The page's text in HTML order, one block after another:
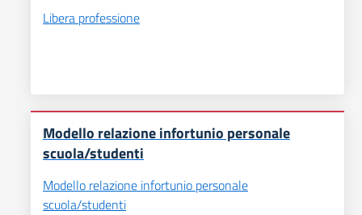
Libera professione
Modello relazione infortunio personale
scuola/studenti
Modello relazione infortunio personale
scuola/studenti